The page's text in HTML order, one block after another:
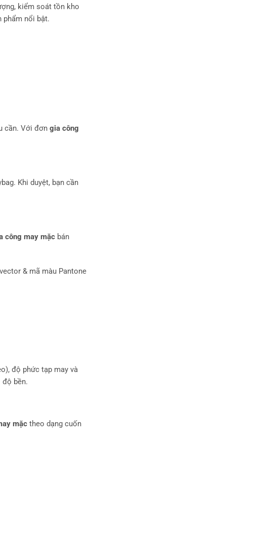
kiểm soát tồn kho
phẩm nổi bật.
cần. Với đơn gia công
Khi duyệt, bạn cần
công may mặc bán
& mã màu Pantone
độ phức tạp may và
độ bền.
mặc theo dạng cuốn